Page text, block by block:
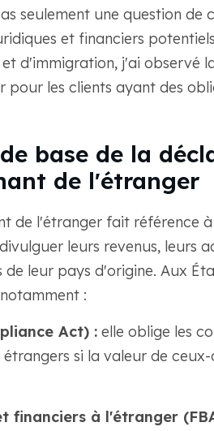
seulement une question de
et financiers
d'immigration, j'ai observé
les clients ayant des
base de la
de l'étranger
de l'étranger fait référence
leurs revenus, leurs
leur pays d'origine. Aux
:
Act) :elle oblige les
si la valeur de ceux-
financiers à l'étranger